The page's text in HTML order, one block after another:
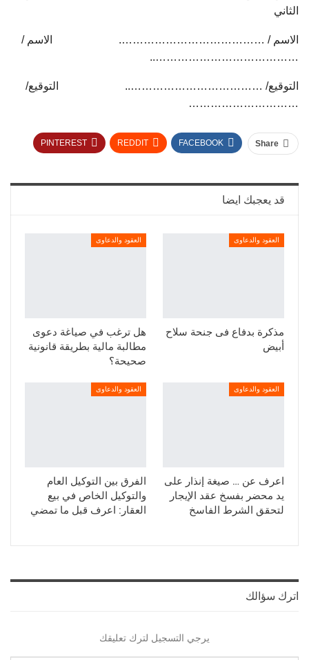
الثاني
الاسم / …………………………………. الاسم /
…………………………………..
التوقيع/ ……………………………….. التوقيع/
…………………………
Share
FACEBOOK
REDDIT
PINTEREST
قد يعجبك ايضا
العقود والدعاوى
مذكرة بدفاع فى جنحة سلاح
أبيض
العقود والدعاوى
هل ترغب في صياغة دعوى
مطالبة مالية بطريقة قانونية
صحيحة؟
العقود والدعاوى
اعرف عن … صيغة إنذار على
يد محضر بفسخ عقد الإيجار
لتحقق الشرط الفاسخ
العقود والدعاوى
الفرق بين التوكيل العام
والتوكيل الخاص في بيع
العقار: اعرف قبل ما تمضي
اترك سؤالك
يرجي التسجيل لترك تعليقك